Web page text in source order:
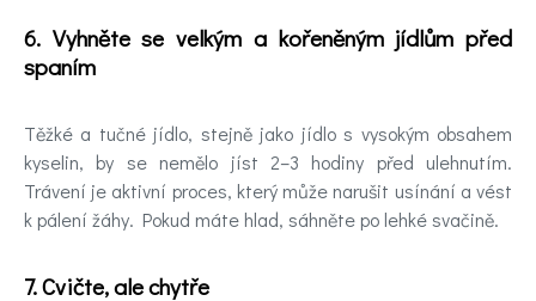
6. Vyhněte se velkým a kořeněným jídlům před
spaním
Těžké a tučné jídlo, stejně jako jídlo s vysokým obsahem
kyselin, by se nemělo jíst 2–3 hodiny před ulehnutím.
Trávení je aktivní proces, který může narušit usínání a vést
k pálení žáhy. Pokud máte hlad, sáhněte po lehké svačině.
7. Cvičte, ale chytře